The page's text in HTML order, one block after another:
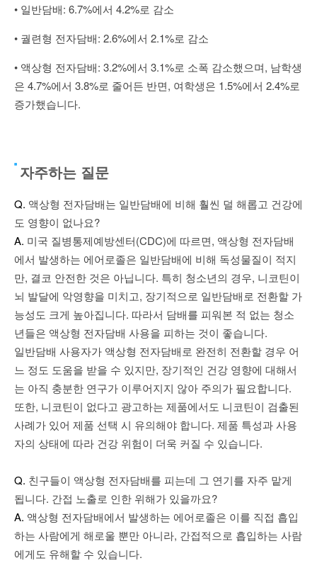
• 일반담배: 6.7%에서 4.2%로 감소
• 궐련형 전자담배: 2.6%에서 2.1%로 감소
• 액상형 전자담배: 3.2%에서 3.1%로 소폭 감소했으며, 남학생
은 4.7%에서 3.8%로 줄어든 반면, 여학생은 1.5%에서 2.4%로
증가했습니다.
자주하는 질문
Q. 액상형 전자담배는 일반담배에 비해 훨씬 덜 해롭고 건강에
도 영향이 없나요?
A. 미국 질병통제예방센터(CDC)에 따르면, 액상형 전자담배
에서 발생하는 에어로졸은 일반담배에 비해 독성물질이 적지
만, 결코 안전한 것은 아닙니다. 특히 청소년의 경우, 니코틴이
뇌 발달에 악영향을 미치고, 장기적으로 일반담배로 전환할 가
능성도 크게 높아집니다. 따라서 담배를 피워본 적 없는 청소
년들은 액상형 전자담배 사용을 피하는 것이 좋습니다.
일반담배 사용자가 액상형 전자담배로 완전히 전환할 경우 어
느 정도 도움을 받을 수 있지만, 장기적인 건강 영향에 대해서
는 아직 충분한 연구가 이루어지지 않아 주의가 필요합니다.
또한, 니코틴이 없다고 광고하는 제품에서도 니코틴이 검출된
사례가 있어 제품 선택 시 유의해야 합니다. 제품 특성과 사용
자의 상태에 따라 건강 위험이 더욱 커질 수 있습니다.
Q. 친구들이 액상형 전자담배를 피는데 그 연기를 자주 맡게
됩니다. 간접 노출로 인한 위해가 있을까요?
A. 액상형 전자담배에서 발생하는 에어로졸은 이를 직접 흡입
하는 사람에게 해로울 뿐만 아니라, 간접적으로 흡입하는 사람
에게도 유해할 수 있습니다.